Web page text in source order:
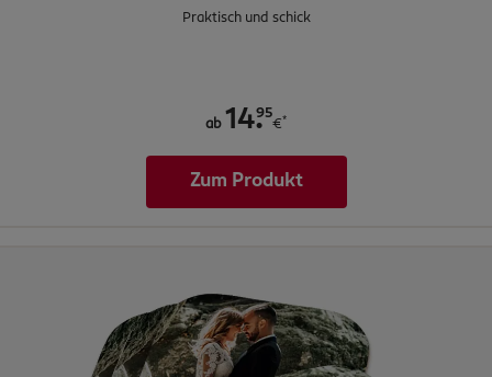
Praktisch und schick
ab 14.
95
€*
Zum Produkt